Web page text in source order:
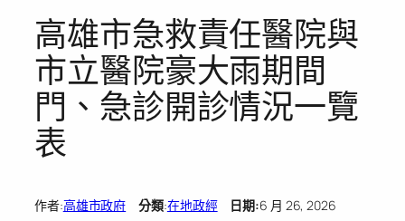
高雄市急救責任醫院與
市立醫院豪大雨期間
門、急診開診情況一覽
表
作者:高雄市政府 分類:在地政經日期:6 月 26, 2026